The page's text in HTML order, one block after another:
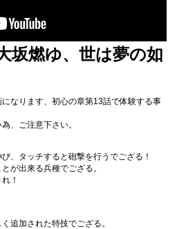
坂燃ゆ、世は夢の如
なります、初心の章第13話で体験する事
、ご注意下さい。
、タッチすると砲撃を行うでござる！
が出来る兵種でござる。
！
追加された特技でござる。